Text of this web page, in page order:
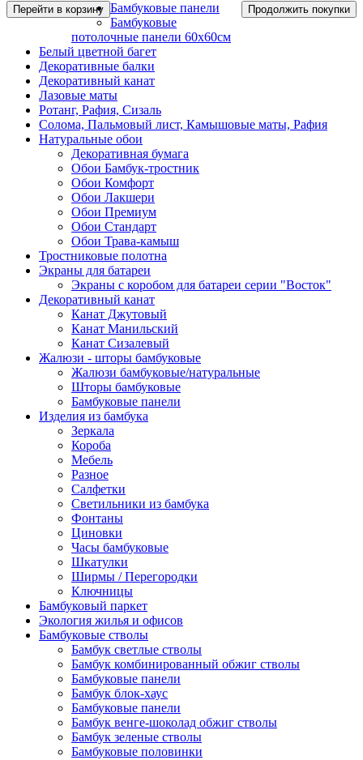
Перейти в корзину Продолжить покупки
Бамбуковые панели
Бамбуковые
потолочные панели 60х60см
Белый цветной багет
Декоративные балки
Декоративный канат
Лазовые маты
Ротанг, Рафия, Сизаль
Солома, Пальмовый лист, Камышовые маты, Рафия
Натуральные обои
Декоративная бумага
Обои Бамбук-тростник
Обои Комфорт
Обои Лакшери
Обои Премиум
Обои Стандарт
Обои Трава-камыш
Тростниковые полотна
Экраны для батареи
Экраны с коробом для батареи серии "Восток"
Декоративный канат
Канат Джутовый
Канат Манильский
Канат Сизалевый
Жалюзи - шторы бамбуковые
Жалюзи бамбуковые/натуральные
Шторы бамбуковые
Бамбуковые панели
Изделия из бамбука
Зеркала
Короба
Мебель
Разное
Салфетки
Светильники из бамбука
Фонтаны
Циновки
Часы бамбуковые
Шкатулки
Ширмы / Перегородки
Ключницы
Бамбуковый паркет
Экология жилья и офисов
Бамбуковые стволы
Бамбук светлые стволы
Бамбук комбинированный обжиг стволы
Бамбуковые панели
Бамбук блок-хаус
Бамбуковые панели
Бамбук венге-шоколад обжиг стволы
Бамбук зеленые стволы
Бамбуковые половинки